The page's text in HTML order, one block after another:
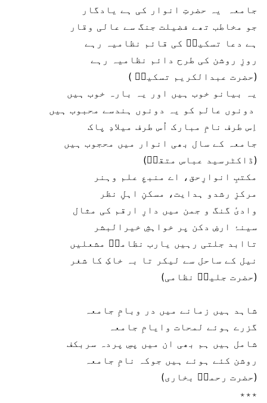
جامعہ یہ حضرتِ انوار کی ہے یادگار
جو مخاطب تھے فضیلت جنگ سے عالی وقار
ہے دعا تسکینؔ کی قائم نظامیہ رہے
روزِ روشن کی طرح دائم نظامیہ رہے
(حضرت عبدالکریم تسکینؔ )
یہ بیانو خوب ہیں اور یہ بارہ خوب ہیں
دونوں عالم کو یہ دونوں ہندسے محبوب ہیں
اِس طرف نامِ مبارک اُس طرف میلادِ پاک
جامعہ کے سال بھی انوار میں محجوب ہیں
(ڈاکٹرسید عباس متقیؔ)
مکتبِ انوارِحق، اے منبعِ علم وہنر
مرکزِ رشدو ہدایت، مسکنِ اہلِ نظر
وادیٔ گنگ و جمن میں دارِ ارقم کی مثال
سینۂ ارضِ دکن پر خواہشِ خیرالبشر
تاابد جلتی رہیں یارب نظامیؔ مشعلیں
نیل کے ساحل سے لیکر تا بہ خاکِ کا شغر
(حضرت جلیلؔ نظامی)
شاہد ہیں زمانے میں در وبامِ جامعہ
گزرے ہوئے لمحات وایامِ جامعہ
شامل ہیں ہم بھی ان میں پسِ پردہ سربکف
روشن کئے ہوئے ہیں جوکہ نامِ جامعہ
(حضرت رحمتؔ بخاری)
٭٭٭